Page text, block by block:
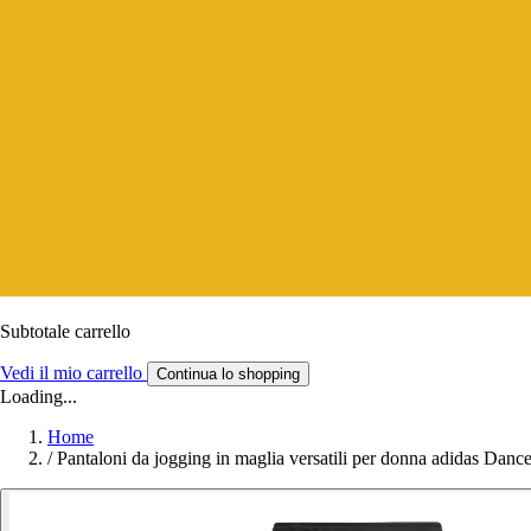
Subtotale carrello
Vedi il mio carrello Continua lo shopping
Loading...
Home
/ Pantaloni da jogging in maglia versatili per donna adidas Dance